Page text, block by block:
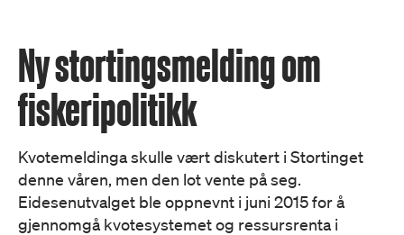
Ny stortingsmelding om
fiskeripolitikk
Kvotemeldinga skulle vært diskutert i Stortinget
denne våren, men den lot vente på seg.
Eidesenutvalget ble oppnevnt i juni 2015 for å
gjennomgå kvotesystemet og ressursrenta i